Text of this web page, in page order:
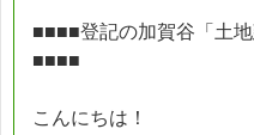
■■■■登記の加賀谷「土地
■■■■
こんにちは！